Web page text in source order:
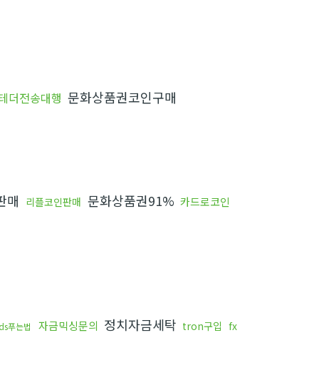
더전송대행 문화상품권코인구매
매 리플코인판매 문화상품권91% 카드로코인
푸는법 자금믹싱문의 정치자금세탁 tron구입 fx